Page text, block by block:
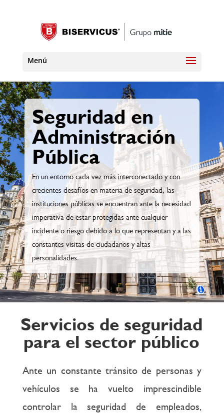
Seguridad en
Administración
Pública
En un entorno cada vez más interconectado y con
crecientes desafíos en materia de seguridad, las
instituciones públicas se encuentran ante la necesidad
imperativa de estar protegidas ante cualquier
incidente o riesgo debido a lo que representan y a las
constantes visitas de ciudadanos y altas
personalidades.
Servicios de seguridad
para el sector público
Ante un constante tránsito de personas y
vehículos se ha vuelto imprescindible
controlar la seguridad de empleados,